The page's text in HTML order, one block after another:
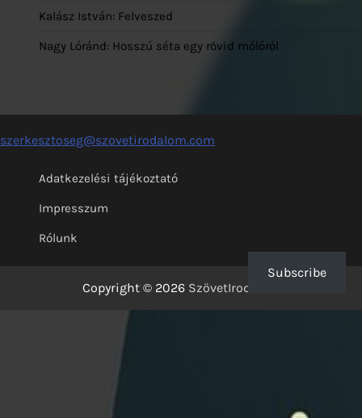
Kalász István: Felveszed
Nagy Lóránd: Hosszú séta egy rövid mólóról
szerkesztoseg@szovetirodalom.com
Adatkezelési tájékoztató
Impresszum
Rólunk
Copyright © 2026 SzövetIrodalom
Subscribe